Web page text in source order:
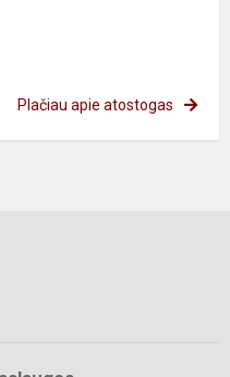
Plačiau apie atostogas